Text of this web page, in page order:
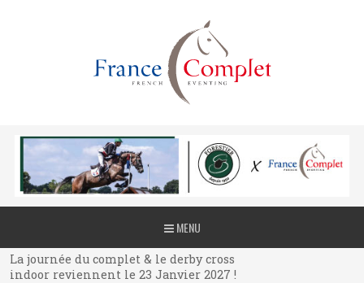
MENU
La journée du complet & le derby cross
indoor reviennent le 23 Janvier 2027 !
La journée du complet & le derby cross
indoor reviennent le 23 Janvier 2027 !